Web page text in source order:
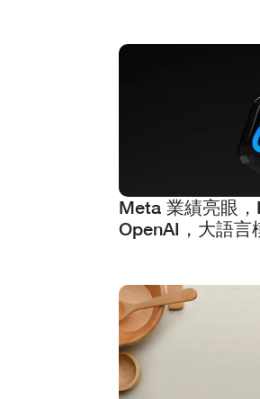
Meta 業績亮眼
OpenAI，大語言